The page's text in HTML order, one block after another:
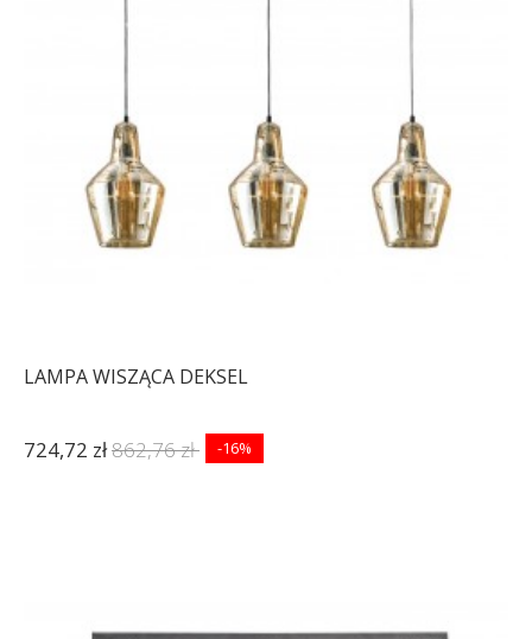
LAMPA WISZĄCA DEKSEL
724,72 zł862,76 zł -16%